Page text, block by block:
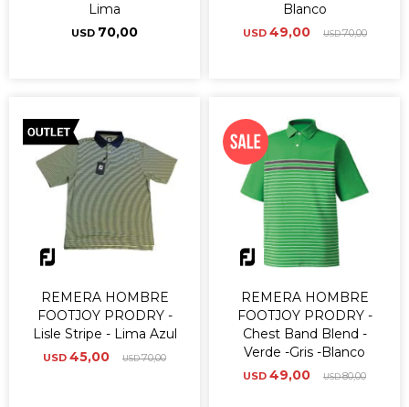
Lima
USD 70,00
Blanco
USD 49,00 USD70,00
REMERA HOMBRE
FOOTJOY PRODRY -
Lisle Stripe - Lima Azul
USD 45,00 USD70,00
REMERA HOMBRE
FOOTJOY PRODRY -
Chest Band Blend -
Verde -Gris -Blanco
USD 49,00 USD80,00